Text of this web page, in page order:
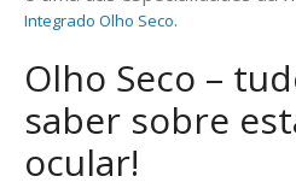
Integrado Olho Seco.
Olho Seco –
saber sobre
ocular!